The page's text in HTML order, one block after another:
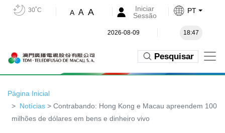
30˚C A A A
Iniciar
Sessão
PT
2026-08-09 18:47
Pesquisar
Página Inicial
Notícias > Contrabando: Hong Kong e Macau apreendem 100
milhões de dólares em bens e dinheiro vivo